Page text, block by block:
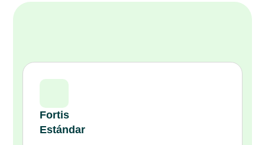
Fortis
Estándar